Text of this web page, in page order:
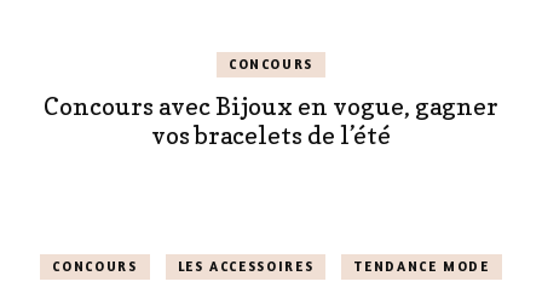
CONCOURS
Concours avec Bijoux en vogue, gagner
vos bracelets de l’été
CONCOURS LES ACCESSOIRES TENDANCE MODE